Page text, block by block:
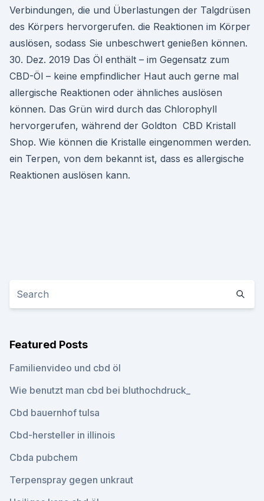
Verbindungen, die und Überlastungen der Talgdrüsen
des Körpers hervorgerufen. die Reaktionen im Körper
auslösen, sodass Sie unbeschwert genießen können.
30. Dez. 2019 Das Öl enthält – im Gegensatz zum
CBD-Öl – keine empfindlicher Haut auch gerne mal
allergische Reaktionen oder ähnliches auslösen
können. Das Grün wird durch das Chlorophyll
hervorgerufen, während der Goldton CBD Kristall
Shop. Wie können die Kristalle eingenommen werden.
ein Terpen, von dem bekannt ist, dass es allergische
Reaktionen auslösen kann.
Featured Posts
Familienvideo und cbd öl
Wie benutzt man cbd bei bluthochdruck_
Cbd bauernhof tulsa
Cbd-hersteller in illinois
Cbda pubchem
Terpenspray gegen unkraut